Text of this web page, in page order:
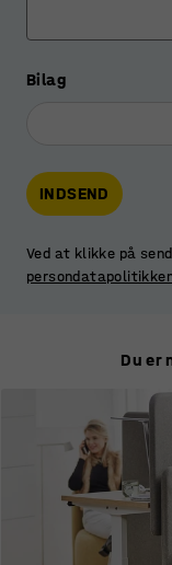
Bilag
INDSEND
Ved at klikke på
Du er